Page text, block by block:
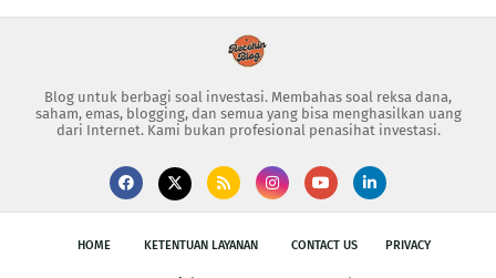
Blog untuk berbagi soal investasi. Membahas soal reksa dana,
saham, emas, blogging, dan semua yang bisa menghasilkan uang
dari Internet. Kami bukan profesional penasihat investasi.
HOME KETENTUAN LAYANAN CONTACT US PRIVACY